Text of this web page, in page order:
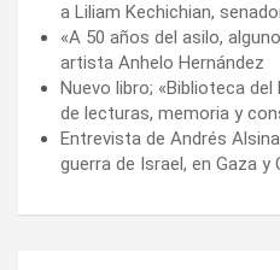
a Liliam Kechichian,
«A 50 años del asilo,
artista Anhelo Hernández
Nuevo libro; «Biblioteca
de lecturas, memoria y
Entrevista de Andrés
guerra de Israel, en Gaza y